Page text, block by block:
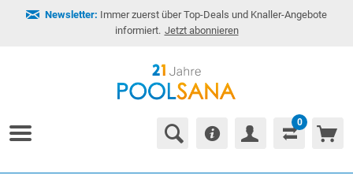
Newsletter: Immer zuerst über Top-Deals und Knaller-Angebote
informiert. Jetzt abonnieren
0